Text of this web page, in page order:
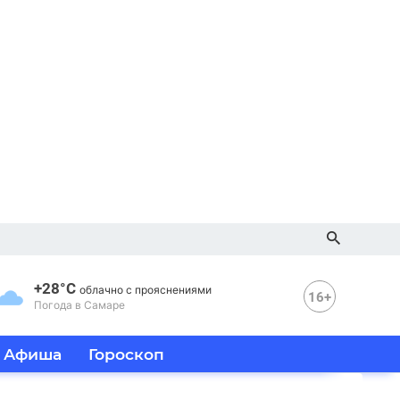
+28°C облачно с прояснениями
Погода в Самаре
16+
Афиша Гороскоп